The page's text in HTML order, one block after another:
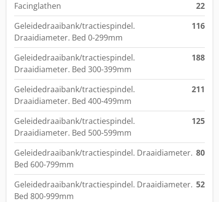
Facinglathen
22
Geleidedraaibank/tractiespindel.
Draaidiameter. Bed 0-299mm
116
Geleidedraaibank/tractiespindel.
Draaidiameter. Bed 300-399mm
188
Geleidedraaibank/tractiespindel.
Draaidiameter. Bed 400-499mm
211
Geleidedraaibank/tractiespindel.
Draaidiameter. Bed 500-599mm
125
Geleidedraaibank/tractiespindel. Draaidiameter.
Bed 600-799mm
80
Geleidedraaibank/tractiespindel. Draaidiameter.
Bed 800-999mm
52